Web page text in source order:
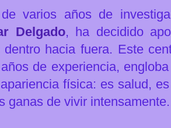
varios años de
Delgado, ha decidido
dentro hacia fuera. Este
de experiencia,
física: es salud,
ganas de vivir intensamente.